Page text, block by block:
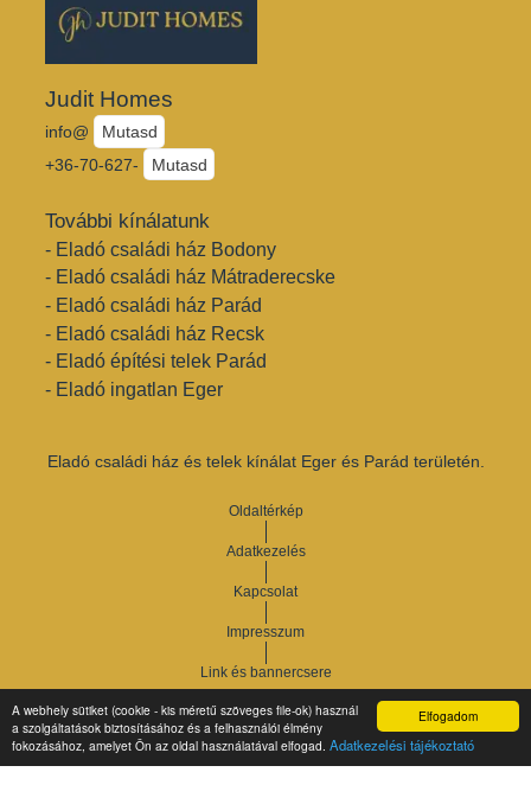
Elfogadom
A webhely sütiket (cookie - kis méretű szöveges file-ok) használ
a szolgáltatások biztosításához és a felhasználói élmény
fokozásához, amelyet Ön az oldal használatával elfogad. Adatkezelési tájékoztató
Judit Homes
info@
Mutasd
+36-70-627-
Mutasd
További kínálatunk
- Eladó családi ház Bodony
- Eladó családi ház Mátraderecske
- Eladó családi ház Parád
- Eladó családi ház Recsk
- Eladó építési telek Parád
- Eladó ingatlan Eger
Eladó családi ház és telek kínálat Eger és Parád területén.
Oldaltérkép
Adatkezelés
Kapcsolat
Impresszum
Link és bannercsere
Copyright © 2021.Vár-Köz Kft. - Ingatlan nyilvántartó, ügyviteli és
adminisztrációs szoftver